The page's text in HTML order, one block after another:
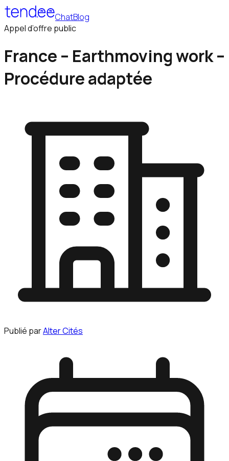
ChatBlog
Appel d’offre public
France – Earthmoving work –
Procédure adaptée
Publié parAlter Cités